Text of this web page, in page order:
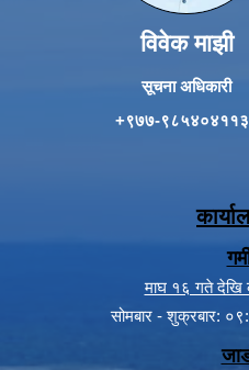
विवेक माझी
सूचना अधिकारी
+९७७-
माघ १६ गते देखि
सोमबार - शुक्रबार: